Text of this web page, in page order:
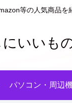
等の人気商品を
いいも
パソコン・周辺